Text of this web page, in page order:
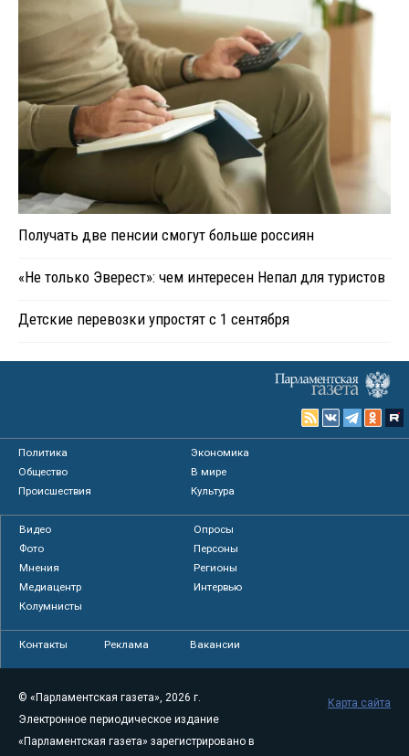
Получать две пенсии смогут больше россиян
«Не только Эверест»: чем интересен Непал для туристов
Детские перевозки упростят с 1 сентября
Политика
Экономика
Общество
В мире
Происшествия
Культура
Видео
Опросы
Фото
Персоны
Мнения
Регионы
Медиацентр
Интервью
Колумнисты
Контакты Реклама Вакансии
© «Парламентская газета», 2026 г.
Электронное периодическое издание
«Парламентская газета» зарегистрировано в
Карта сайта